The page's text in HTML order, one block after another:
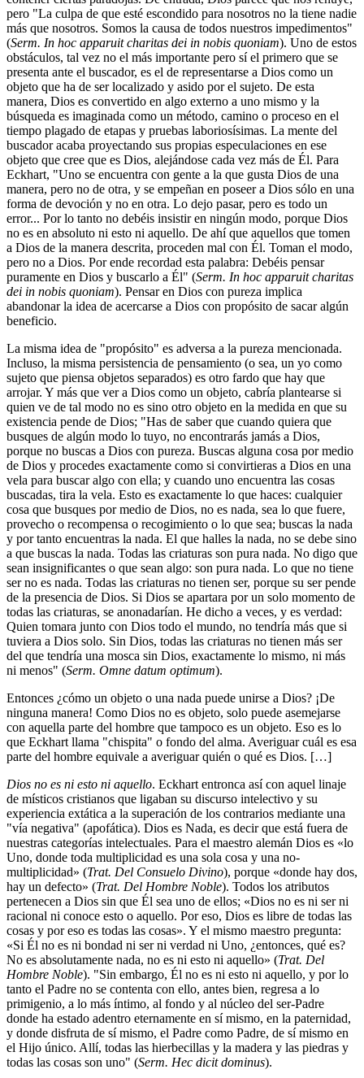
pero "La culpa de que esté escondido para nosotros no la tiene nadie
más que nosotros. Somos la causa de todos nuestros impedimentos"
(Serm. In hoc apparuit charitas dei in nobis quoniam). Uno de estos
obstáculos, tal vez no el más importante pero sí el primero que se
presenta ante el buscador, es el de representarse a Dios como un
objeto que ha de ser localizado y asido por el sujeto. De esta
manera, Dios es convertido en algo externo a uno mismo y la
búsqueda es imaginada como un método, camino o proceso en el
tiempo plagado de etapas y pruebas laboriosísimas. La mente del
buscador acaba proyectando sus propias especulaciones en ese
objeto que cree que es Dios, alejándose cada vez más de Él. Para
Eckhart, "Uno se encuentra con gente a la que gusta Dios de una
manera, pero no de otra, y se empeñan en poseer a Dios sólo en una
forma de devoción y no en otra. Lo dejo pasar, pero es todo un
error... Por lo tanto no debéis insistir en ningún modo, porque Dios
no es en absoluto ni esto ni aquello. De ahí que aquellos que tomen
a Dios de la manera descrita, proceden mal con Él. Toman el modo,
pero no a Dios. Por ende recordad esta palabra: Debéis pensar
puramente en Dios y buscarlo a Él" (Serm. In hoc apparuit charitas
dei in nobis quoniam). Pensar en Dios con pureza implica
abandonar la idea de acercarse a Dios con propósito de sacar algún
beneficio.
La misma idea de "propósito" es adversa a la pureza mencionada.
Incluso, la misma persistencia de pensamiento (o sea, un yo como
sujeto que piensa objetos separados) es otro fardo que hay que
arrojar. Y más que ver a Dios como un objeto, cabría plantearse si
quien ve de tal modo no es sino otro objeto en la medida en que su
existencia pende de Dios; "Has de saber que cuando quiera que
busques de algún modo lo tuyo, no encontrarás jamás a Dios,
porque no buscas a Dios con pureza. Buscas alguna cosa por medio
de Dios y procedes exactamente como si convirtieras a Dios en una
vela para buscar algo con ella; y cuando uno encuentra las cosas
buscadas, tira la vela. Esto es exactamente lo que haces: cualquier
cosa que busques por medio de Dios, no es nada, sea lo que fuere,
provecho o recompensa o recogimiento o lo que sea; buscas la nada
y por tanto encuentras la nada. El que halles la nada, no se debe sino
a que buscas la nada. Todas las criaturas son pura nada. No digo que
sean insignificantes o que sean algo: son pura nada. Lo que no tiene
ser no es nada. Todas las criaturas no tienen ser, porque su ser pende
de la presencia de Dios. Si Dios se apartara por un solo momento de
todas las criaturas, se anonadarían. He dicho a veces, y es verdad:
Quien tomara junto con Dios todo el mundo, no tendría más que si
tuviera a Dios solo. Sin Dios, todas las criaturas no tienen más ser
del que tendría una mosca sin Dios, exactamente lo mismo, ni más
ni menos" (Serm. Omne datum optimum).
Entonces ¿cómo un objeto o una nada puede unirse a Dios? ¡De
ninguna manera! Como Dios no es objeto, solo puede asemejarse
con aquella parte del hombre que tampoco es un objeto. Eso es lo
que Eckhart llama "chispita" o fondo del alma. Averiguar cuál es esa
parte del hombre equivale a averiguar quién o qué es Dios. […]
Dios no es ni esto ni aquello. Eckhart entronca así con aquel linaje
de místicos cristianos que ligaban su discurso intelectivo y su
experiencia extática a la superación de los contrarios mediante una
"vía negativa" (apofática). Dios es Nada, es decir que está fuera de
nuestras categorías intelectuales. Para el maestro alemán Dios es «lo
Uno, donde toda multiplicidad es una sola cosa y una no-
multiplicidad» (Trat. Del Consuelo Divino), porque «donde hay dos,
hay un defecto» (Trat. Del Hombre Noble). Todos los atributos
pertenecen a Dios sin que Él sea uno de ellos; «Dios no es ni ser ni
racional ni conoce esto o aquello. Por eso, Dios es libre de todas las
cosas y por eso es todas las cosas». Y el mismo maestro pregunta:
«Si Él no es ni bondad ni ser ni verdad ni Uno, ¿entonces, qué es?
No es absolutamente nada, no es ni esto ni aquello» (Trat. Del
Hombre Noble). "Sin embargo, Él no es ni esto ni aquello, y por lo
tanto el Padre no se contenta con ello, antes bien, regresa a lo
primigenio, a lo más íntimo, al fondo y al núcleo del ser-Padre
donde ha estado adentro eternamente en sí mismo, en la paternidad,
y donde disfruta de sí mismo, el Padre como Padre, de sí mismo en
el Hijo único. Allí, todas las hierbecillas y la madera y las piedras y
todas las cosas son uno" (Serm. Hec dicit dominus).